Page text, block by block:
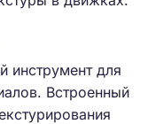
инструмент для
Встроенный